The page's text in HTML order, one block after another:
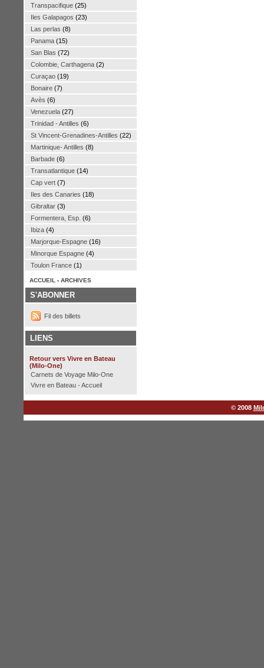
Transpacifique (25)
Iles Galapagos (23)
Las perlas (8)
Panama (15)
San Blas (72)
Colombie, Carthagena (2)
Curaçao (19)
Bonaire (7)
Avès (6)
Venezuela (27)
Trinidad - Antilles (6)
St Vincent-Grenadines-Antilles (22)
Martinique- Antilles (8)
Barbade (6)
Transatlantique (14)
Cap vert (7)
Iles des Canaries (18)
Gibraltar (3)
Formentera, Esp. (6)
Ibiza (4)
Marjorque-Espagne (16)
Minorque Espagne (4)
Toulon France (1)
ACCUEIL - ARCHIVES
S'ABONNER
Fil des billets
LIENS
Retour vers Vivre en Bateau
(Milo-One)
Carnets de Voyage Milo-One
Vivre en Bateau - Accueil
© 2008